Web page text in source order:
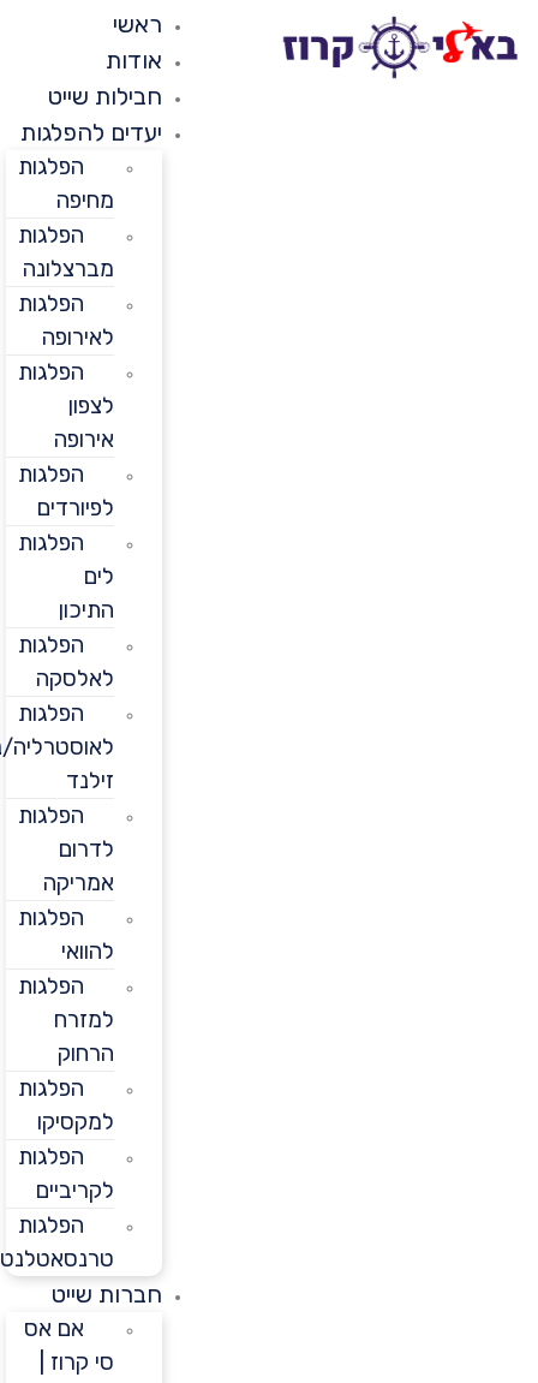
ראשי
אודות
חבילות שייט
יעדים להפלגות
הפלגות
מחיפה
הפלגות
מברצלונה
הפלגות
לאירופה
הפלגות
אירופה
הפלגות
לפיורדים
הפלגות
התיכון
הפלגות
לאלסקה
הפלגות
לאוסטרליה/ניו
הפלגות
לדרום
אמריקה
הפלגות
הפלגות
למזרח
הרחוק
הפלגות
למקסיקו
הפלגות
לקריביים
הפלגות
טרנסאטלנטיות
חברות שייט
אם אס
סי קרוז |